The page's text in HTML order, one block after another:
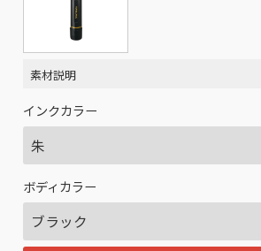
素材説明
インクカラー
ボディカラー